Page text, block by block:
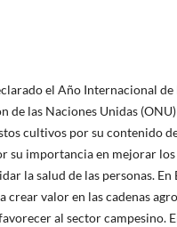
el Año Internacional de
de las Naciones Unidas
cultivos por su contenido
su importancia en mejorar los
la salud de las personas. En
crear valor en las cadenas
al sector campesino.